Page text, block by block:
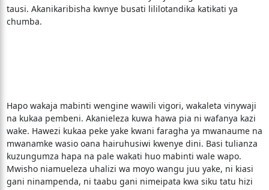
tausi. Akanikaribisha kwnye busati lililotandika katikati ya
chumba.
Hapo wakaja mabinti wengine wawili vigori, wakaleta vinywaji
na kukaa pembeni. Akanieleza kuwa hawa pia ni wafanya kazi
wake. Hawezi kukaa peke yake kwani faragha ya mwanaume na
mwanamke wasio oana hairuhusiwi kwenye dini. Basi tulianza
kuzungumza hapa na pale wakati huo mabinti wale wapo.
Mwisho niamueleza uhalizi wa moyo wangu juu yake, ni kiasi
gani ninampenda, ni taabu gani nimeipata kwa siku tatu hizi